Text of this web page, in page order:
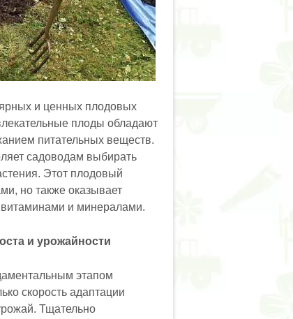
и ценных плодовых
плоды обладают
питательных веществ.
садоводам выбирать
Этот плодовый
но также оказывает
витаминами и минералами.
и урожайности
этапом
скорость адаптации
Тщательно